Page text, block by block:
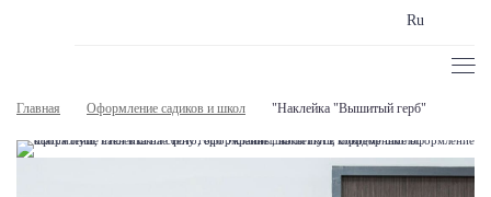
Ru
Главная Оформление садиков и школ "Наклейка "Вышитый герб"